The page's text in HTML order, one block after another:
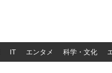
IT エンタメ 科学・文化